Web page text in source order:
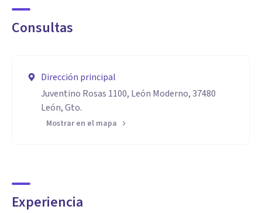
Consultas
Dirección principal
Juventino Rosas 1100, León Moderno, 37480
León, Gto.
Mostrar en el mapa
Experiencia